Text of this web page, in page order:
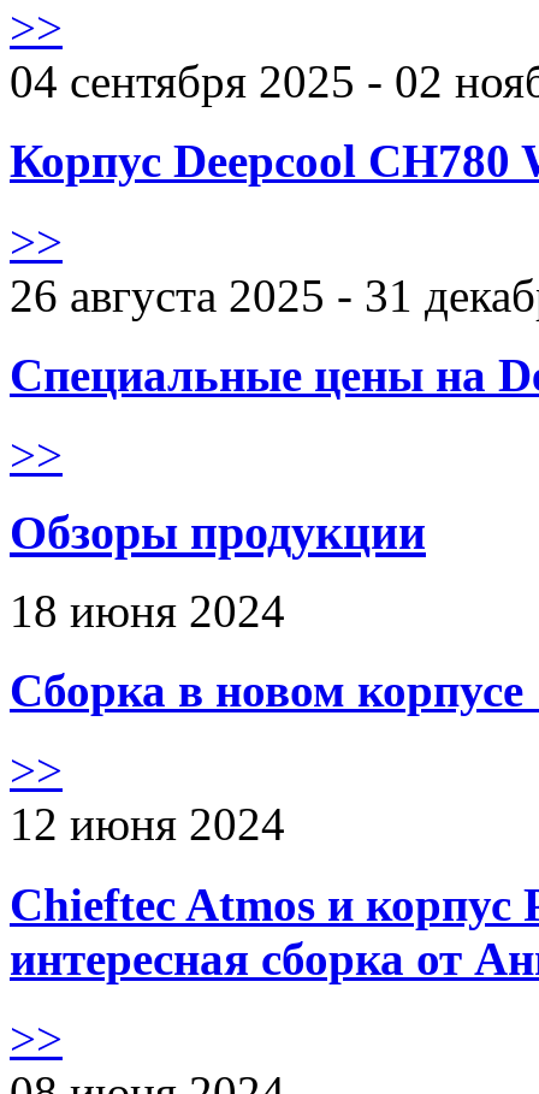
>>
04 сентября 2025 - 02
Корпус Deepcool CH780
>>
26 августа 2025 - 31
Специальные цены на
>>
Обзоры продукции
18 июня 2024
Сборка в новом
>>
12 июня 2024
Chieftec Atmos и корпус
интересная сборка от
>>